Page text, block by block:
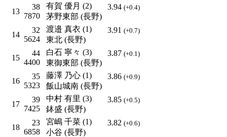
13
38
7870
有賀 優月 (2)
茅野東部 (長野)
3.94 (+0.4)
14
32
5624
渡邉 真衣 (1)
東北 (長野)
3.91 (+0.7)
15
44
4400
白石 寧々 (3)
東御東部 (長野)
3.87 (+0.1)
16
35
5323
藤澤 乃心 (1)
飯山城南 (長野)
3.86 (+0.9)
17
39
7425
中村 有里 (3)
鉢盛 (長野)
3.85 (+0.5)
18
23
6858
宮嶋 千菜 (1)
小谷 (長野)
3.82 (+0.6)